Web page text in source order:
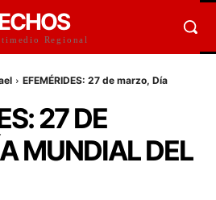
Regional
EFEMÉRIDES: 27 de marzo, Día
27 DE
MUNDIAL DEL